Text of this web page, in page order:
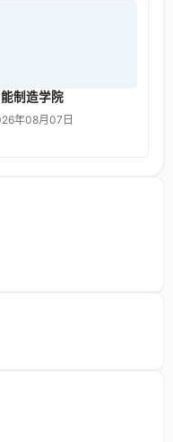
制造学院
年08月07日